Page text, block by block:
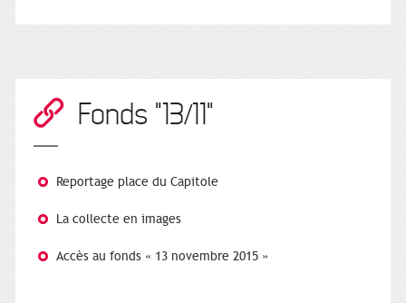
Fonds "13/11"
Reportage place du Capitole
La collecte en images
Accès au fonds « 13 novembre 2015 »